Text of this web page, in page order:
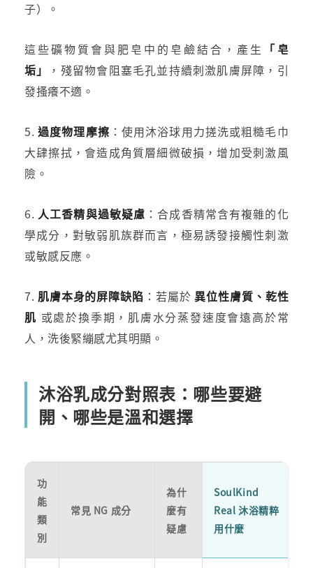
子）。
這些礦物質會與肥皂中的皂鹼結合，產生 「皂
垢」
，殘留物會阻塞毛孔並持續刺激肌膚屏障，引
發搔癢不適。
5.過度物理摩擦 ：使用沐浴球用力搓洗或粗糙毛巾
大肆擦拭，會造成角質層細微破損，增加受刺激風
險。
6. 人工香精與過敏疑慮 ：合成香精常含有複雜的化
學成分，對敏弱肌族群而言，極易誘發接觸性刺激
或敏感反應。
7. 肌膚本身的屏障缺陷 ：若屬於 異位性膚質、乾性
肌 或處於換季期，肌膚水分蒸發速度會遠高於常
人，洗後緊繃感尤其明顯。
沐浴乳成分對照表：哪些要避
開、哪些是溫和選擇
功
能
類
別
常見 NG 成分
為什
麼有
疑慮
SoulKind
Real 沐浴精粹
用什麼